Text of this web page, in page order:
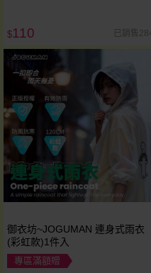
$110 已銷售284
御衣坊~JOGUMAN 連身式雨衣
(彩虹款)1件入
專區滿額贈